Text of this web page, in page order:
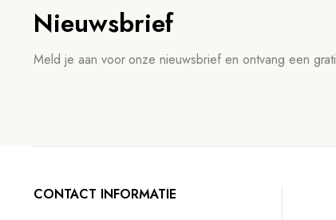
Nieuwsbrief
Meld je aan voor onze nieuwsbrief en ontvang een
CONTACT INFORMATIE